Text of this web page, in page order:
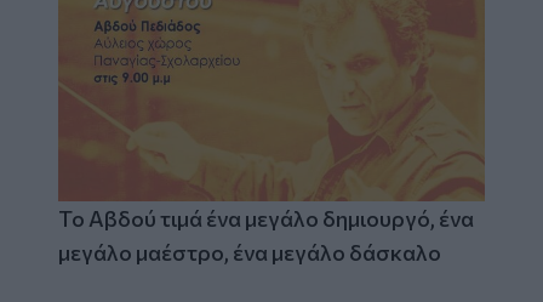
Το Αβδού τιμά ένα μεγάλο δημιουργό, ένα
μεγάλο μαέστρο, ένα μεγάλο δάσκαλο